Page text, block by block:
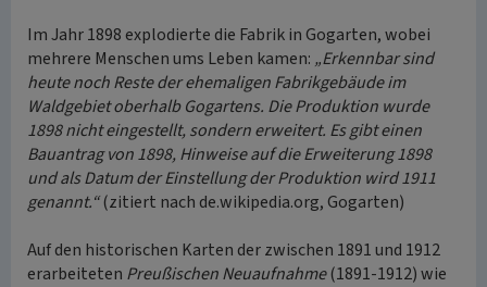
Im Jahr 1898 explodierte die Fabrik in Gogarten, wobei
mehrere Menschen ums Leben kamen: „Erkennbar sind
heute noch Reste der ehemaligen Fabrikgebäude im
Waldgebiet oberhalb Gogartens. Die Produktion wurde
1898 nicht eingestellt, sondern erweitert. Es gibt einen
Bauantrag von 1898, Hinweise auf die Erweiterung 1898
und als Datum der Einstellung der Produktion wird 1911
genannt.“(zitiert nach de.wikipedia.org, Gogarten)
Auf den historischen Karten der zwischen 1891 und 1912
erarbeiteten Preußischen Neuaufnahme(1891-1912) wie